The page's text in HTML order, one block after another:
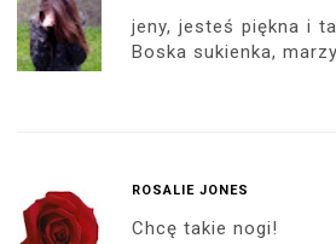
jeny, jesteś piękna i
Boska sukienka,
ROSALIE JONES
Chcę takie nogi!